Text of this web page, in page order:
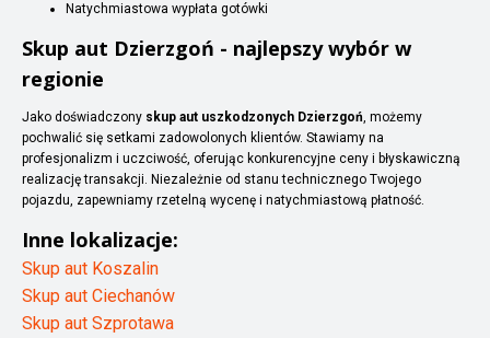
Natychmiastowa wypłata gotówki
Skup aut Dzierzgoń - najlepszy wybór w
regionie
Jako doświadczony skup aut uszkodzonych Dzierzgoń, możemy
pochwalić się setkami zadowolonych klientów. Stawiamy na
profesjonalizm i uczciwość, oferując konkurencyjne ceny i błyskawiczną
realizację transakcji. Niezależnie od stanu technicznego Twojego
pojazdu, zapewniamy rzetelną wycenę i natychmiastową płatność.
Inne lokalizacje:
Skup aut Koszalin
Skup aut Ciechanów
Skup aut Szprotawa